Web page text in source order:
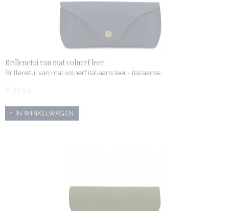
Brillenetui van mat volnerf leer
Brillenetui van mat volnerf italiaans leer - italiaanse…
€ 37,99
IN WINKELWAGEN